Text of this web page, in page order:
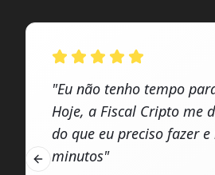
"Eu não tenho tempo
Hoje, a Fiscal Cripto me
do que eu preciso fazer e
minutos"
Previous slide